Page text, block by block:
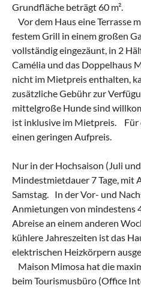
Grundfläche beträgt 60 m².
Vor dem Haus eine Terrasse
festem Grill in einem großen
vollständig eingezäunt, in 2
Camélia und das Doppelhaus
nicht im Mietpreis enthalten,
zusätzliche Gebühr zur
mittelgroße Hunde sind
ist inklusive im Mietpreis. Für
einen geringen Aufpreis.
Nur in der Hochsaison (Juli
Mindestmietdauer 7 Tage, mit
Samstag. In der Vor- und
Anmietungen von mindestens
Abreise an einem anderen
kühlere Jahreszeiten ist das
elektrischen Heizkörpern
Maison Mimosa hat die
beim Tourismusbüro (Office